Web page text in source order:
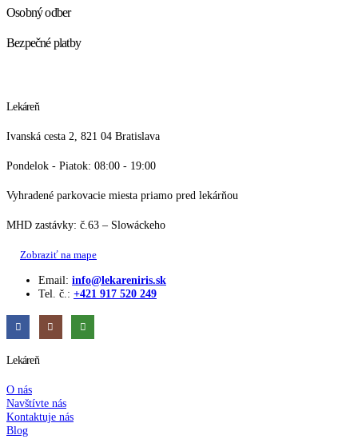
Osobný odber
Bezpečné platby
Lekáreň
Ivanská cesta 2, 821 04 Bratislava
Pondelok - Piatok: 08:00 - 19:00
Vyhradené parkovacie miesta priamo pred lekárňou
MHD zastávky: č.63 – Slowáckeho
Zobraziť na mape
Email: info@lekareniris.sk
Tel. č.: +421 917 520 249
Lekáreň
O nás
Navštívte nás
Kontaktuje nás
Blog